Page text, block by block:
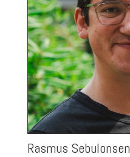
Rasmus Sebulonsen